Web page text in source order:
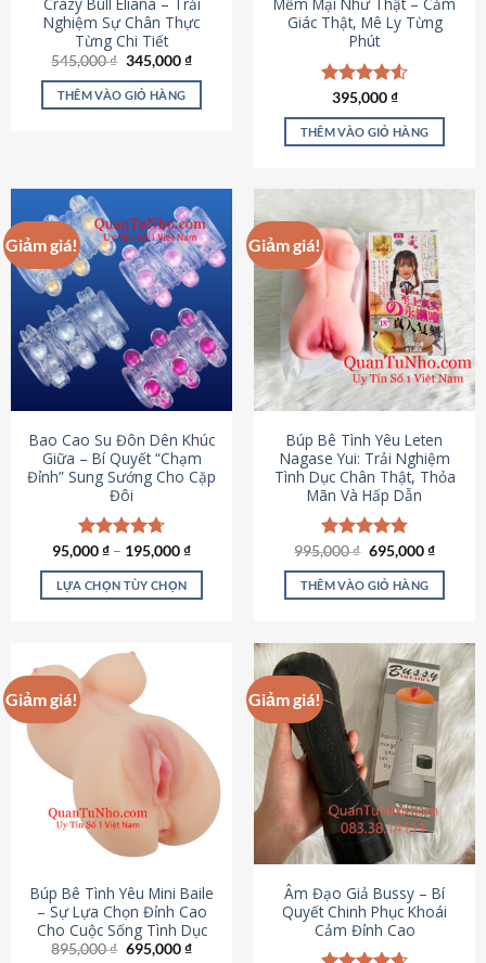
Crazy Bull Eliana – Trải
Nghiệm Sự Chân Thực
Từng Chi Tiết
545,000₫ Giá
là:
545,000 ₫.
345,000₫Giá
tại
THÊM VÀO GIỎ HÀNG
Mềm Mại Như Thật – Cảm
Giác Thật, Mê Ly Từng
Phút
Được xếp
hạng4.53
5 sao
395,000₫
THÊM VÀO GIỎ HÀNG
Giảm giá!
Bao Cao Su Đôn Dên Khúc
Giữa – Bí Quyết “Chạm
Đỉnh” Sung Sướng Cho Cặp
Đôi
Được xếp
hạng4.70
5 sao
95,000₫ – 195,000₫
LỰA CHỌN TÙY CHỌN
này
nhiều
biến
thể.
chọn
thể
chọn
trên
trang
Giảm giá!
Búp Bê Tình Yêu Leten
Nagase Yui: Trải Nghiệm
Tình Dục Chân Thật, Thỏa
Mãn Và Hấp Dẫn
Được xếp
hạng4.80
5 sao
995,000₫ Giá
là:
995,000 ₫.
695,000₫Giá
tại
THÊM VÀO GIỎ HÀNG
Giảm giá!
Búp Bê Tình Yêu Mini Baile
– Sự Lựa Chọn Đỉnh Cao
Cho Cuộc Sống Tình Dục
895,000₫ Giá
695,000₫Giá
Giảm giá!
Âm Đạo Giả Bussy – Bí
Quyết Chinh Phục Khoái
Cảm Đỉnh Cao